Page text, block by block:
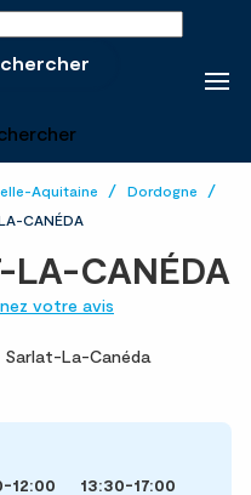
Aquitaine
Dordogne
CANÉDA
LA-CANÉDA
votre avis
Sarlat-La-Canéda
12:00
13:30-17:00